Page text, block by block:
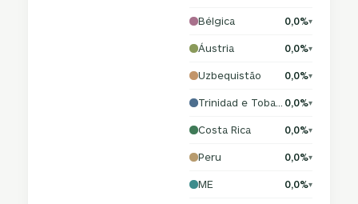
Bélgica 0,0%▾
Áustria 0,0%▾
Uzbequistão 0,0%▾
0,0%▾
Costa Rica 0,0%▾
Peru 0,0%▾
ME 0,0%▾